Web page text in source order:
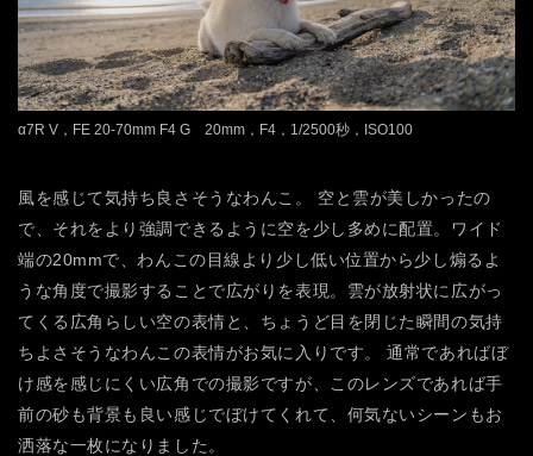
α7R V，FE 20-70mm F4 G 20mm，F4，1/2500秒，ISO100
風を感じて気持ち良さそうなわんこ。
空と雲が美しかったの
で、それをより強調できるように空を少し多めに配置。ワイド
端の20mmで、わんこの目線より少し低い位置から少し煽るよ
うな角度で撮影することで広がりを表現。雲が放射状に広がっ
てくる広角らしい空の表情と、ちょうど目を閉じた瞬間の気持
ちよさそうなわんこの表情がお気に入りです。
通常であればぼ
け感を感じにくい広角での撮影ですが、このレンズであれば手
前の砂も背景も良い感じでぼけてくれて、何気ないシーンもお
洒落な一枚になりました。